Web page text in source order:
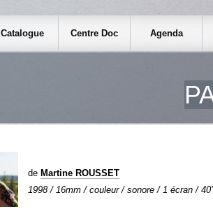
Catalogue Centre Doc Agenda
de Martine ROUSSET
1998 / 16mm / couleur / sonore / 1 écran /